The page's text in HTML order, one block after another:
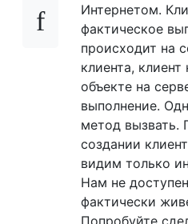
Интернетом.
фактическое
происходит на
клиента, клиент
объекте на
выполнение.
метод вызвать.
создании
видим только
Нам не
фактически
Попробуйте